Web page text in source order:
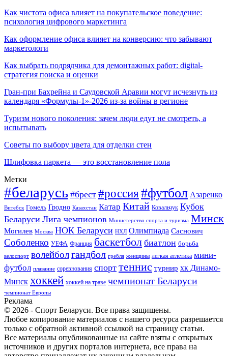
Как чистота офиса влияет на покупательское поведение:
психология цифрового маркетинга
Как оформление офиса влияет на конверсию: что забывают
маркетологи
Как выбрать подрядчика для демонтажных работ: digital-
стратегия поиска и оценки
Гран-при Бахрейна и Саудовской Аравии могут исчезнуть из
календаря «Формулы-1»-2026 из-за войны в регионе
Туризм нового поколения: зачем люди едут не смотреть, а
испытывать
Советы по выбору цвета для отделки стен
Шлифовка паркета — это восстановление пола
Метки
#беларусь #брест #россия#футбол Азаренко
Витебск Гомель Гродно Казахстан Катар Китай Ковальчук Кубок
Беларуси Лига чемпионов Министерство спорта и туризма Минск
Могилев Москва НОК Беларуси НХЛ Олимпиада Саснович
Соболенко УЕФА Франция баскетбол биатлон борьба
велоспорт волейболгандбол гребля женщины легкая атлетика мини-
футбол плавание соревнования спорт теннис турнир хк Динамо-
Минск хоккей хоккей на траве чемпионат Беларуси
чемпионат Европы
Реклама
© 2026 - Спорт Беларуси. Все права защищены.
Любое копирование материалов с нашего ресурса разрешается
только с обратной активной ссылкой на страницу статьи.
Все материалы опубликованные на сайте взяты с открытых
источников и других порталов интернета, все права на